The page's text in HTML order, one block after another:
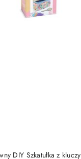
DIY Szkatułka z